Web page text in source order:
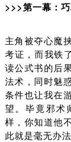
>>>第一幕：
主角被夺心魔
考证，而我铁
读公式书的后
法术，同时魅
条件也让我在
望。毕竟邪术
样，你知道他
此就是毫无办法